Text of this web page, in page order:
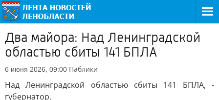
Два майора: Над Ленинградской
областью сбиты 141 БПЛА
6 июня 2026, 09:00 Паблики
Над Ленинградской областью сбиты 141 БПЛА, -
губернатор.